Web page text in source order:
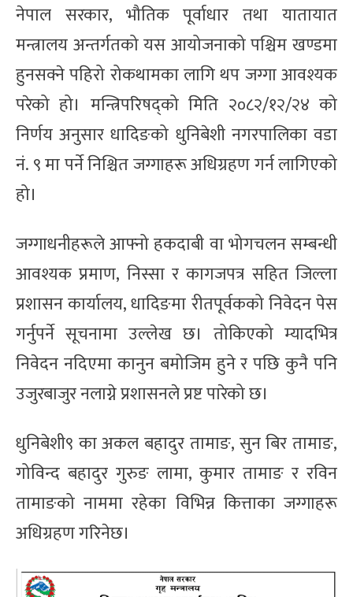
नेपाल सरकार, भौतिक पूर्वाधार तथा यातायात
मन्त्रालय अन्तर्गतको यस आयोजनाको पश्चिम खण्डमा
हुनसक्ने पहिरो रोकथामका लागि थप जग्गा आवश्यक
परेको हो। मन्त्रिपरिषद्को मिति २०८२/१२/२४ को
निर्णय अनुसार धादिङको धुनिबेशी नगरपालिका वडा
नं. ९ मा पर्ने निश्चित जग्गाहरू अधिग्रहण गर्न लागिएको
हो।
जग्गाधनीहरूले आफ्नो हकदाबी वा भोगचलन सम्बन्धी
आवश्यक प्रमाण, निस्सा र कागजपत्र सहित जिल्ला
प्रशासन कार्यालय, धादिङमा रीतपूर्वकको निवेदन पेस
गर्नुपर्ने सूचनामा उल्लेख छ। तोकिएको म्यादभित्र
निवेदन नदिएमा कानुन बमोजिम हुने र पछि कुनै पनि
उजुरबाजुर नलाग्ने प्रशासनले प्रष्ट पारेको छ।
धुनिबेशी९ का अकल बहादुर तामाङ, सुन बिर तामाङ,
गोविन्द बहादुर गुरुङ लामा, कुमार तामाङ र रविन
तामाङको नाममा रहेका विभिन्न कित्ताका जग्गाहरू
अधिग्रहण गरिनेछ।